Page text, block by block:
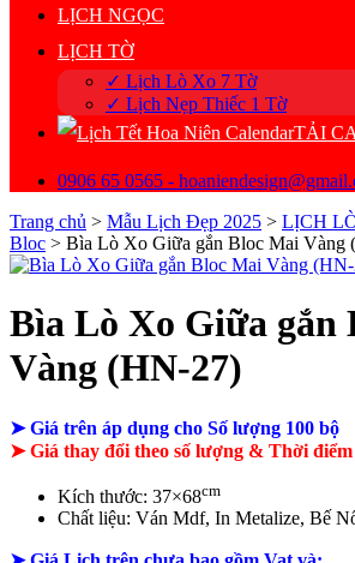
LỊCH NGỌC
LỊCH TỜ
✓ Lịch Lò Xo 7 Tờ
✓ Lịch Nẹp Thiếc 1 Tờ
TẢI
0906 65 0565 -
Trang chủ > Mẫu Lịch Đẹp 2025 > LỊCH
Bloc > Bìa Lò Xo Giữa gắn Bloc Mai Vàng
Bìa Lò Xo Giữa gắn
Vàng (HN-27)
➤Giá trên áp dụng cho Số lượng 100 bộ
➤Giá thay đổi theo số lượng & Thời điểm
Kích thước: 37×68cm
Chất liệu: Ván Mdf, In Metalize, Bế